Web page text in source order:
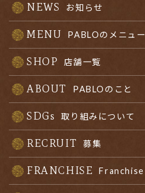
NEWS お知らせ
MENU PABLOのメニュー
SHOP 店舗一覧
ABOUT PABLOのこと
SDGs 取り組みについて
RECRUIT 募集
FRANCHISE Franchise